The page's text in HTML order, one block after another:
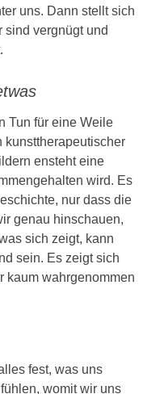
uns. Dann stellt sich
vergnügt und
Tun für eine Weile
kunsttherapeutischer
ensteht eine
wird. Es
nur dass die
genau hinschauen,
sich zeigt, kann
sein. Es zeigt sich
kaum wahrgenommen
fest, was uns
womit wir uns